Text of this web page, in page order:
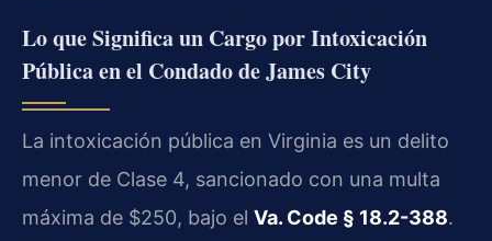
Lo que Significa un Cargo por Intoxicación
Pública en el Condado de James City
La intoxicación pública en Virginia es un delito
menor de Clase 4, sancionado con una multa
máxima de $250, bajo el Va. Code § 18.2-388.